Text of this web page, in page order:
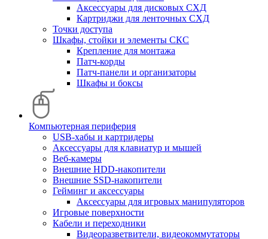
Аксессуары для дисковых СХД
Картриджи для ленточных СХД
Точки доступа
Шкафы, стойки и элементы СКС
Крепление для монтажа
Патч-корды
Патч-панели и организаторы
Шкафы и боксы
Компьютерная периферия
USB-хабы и картридеры
Аксессуары для клавиатур и мышей
Веб-камеры
Внешние HDD-накопители
Внешние SSD-накопители
Гейминг и аксессуары
Аксессуары для игровых манипуляторов
Игровые поверхности
Кабели и переходники
Видеоразветвители, видеокоммутаторы